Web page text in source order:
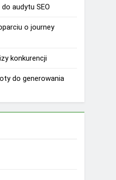
audytu SEO
o journey
konkurencji
do generowania